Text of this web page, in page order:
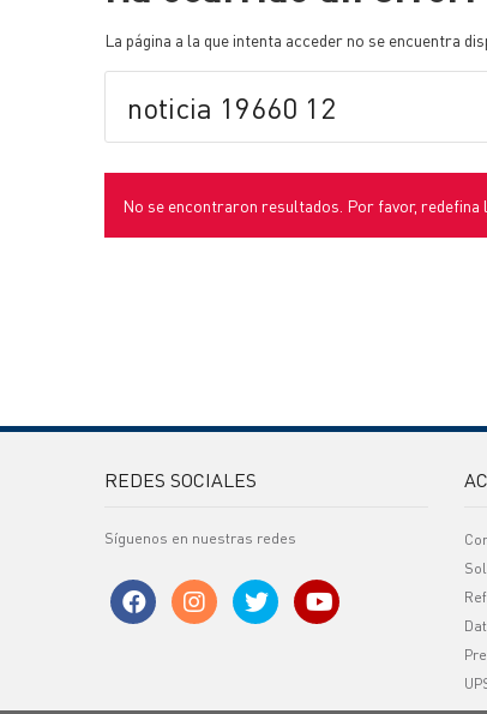
La página a la que intenta acceder no se encuentra
No se encontraron resultados. Por favor, redefina
REDES SOCIALES
Síguenos en nuestras redes